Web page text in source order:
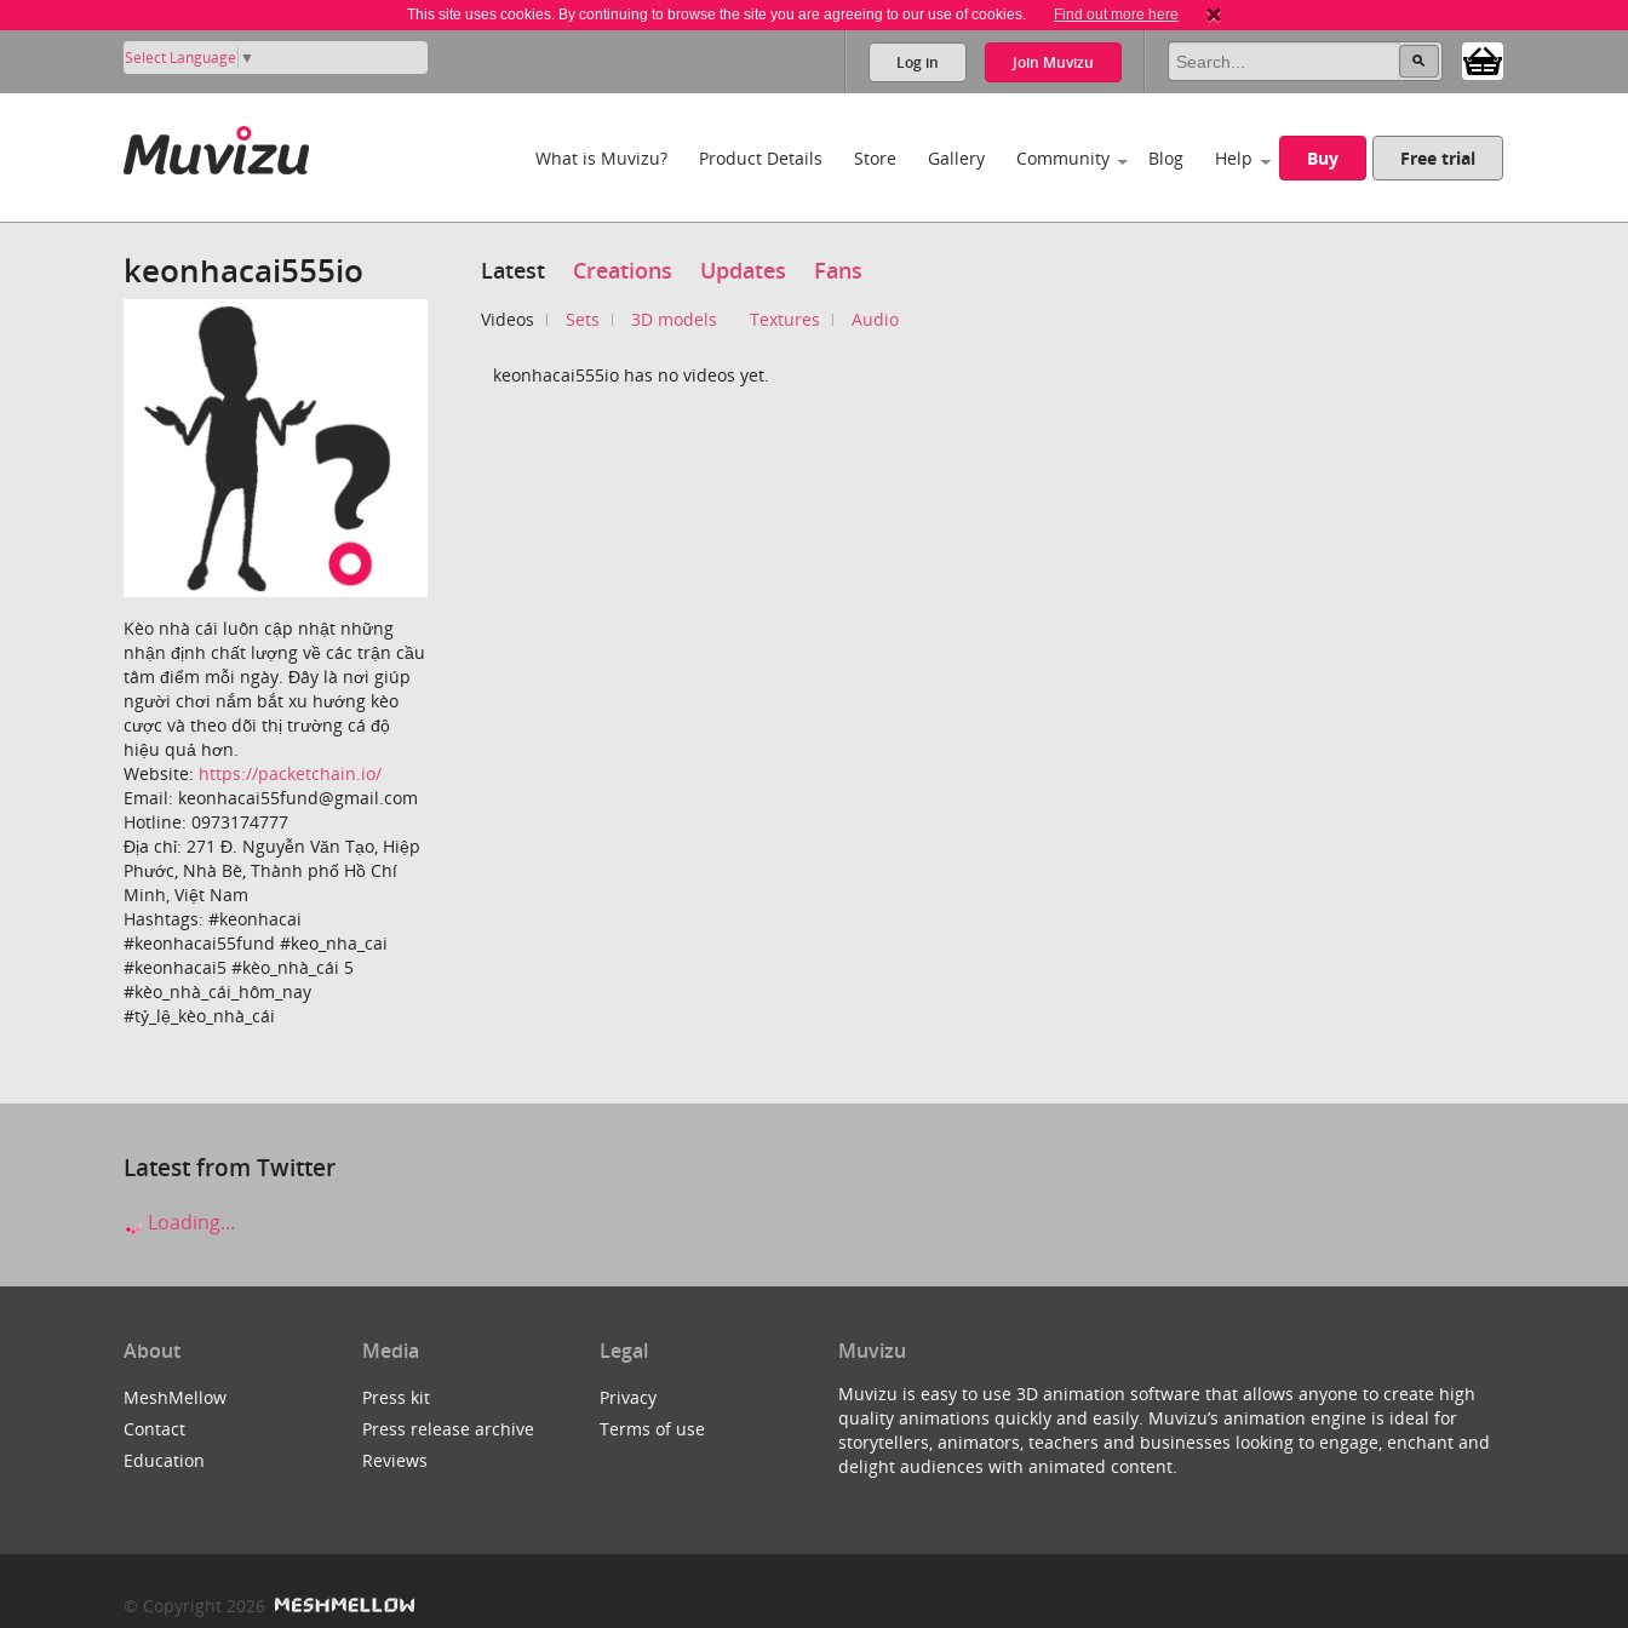
This site uses cookies. By continuing to browse the site you are agreeing to our use of cookies. Find out more here
Select Language ▼ Log in Join Muvizu
What is Muvizu? Product Details Store Gallery Community Blog Help Buy Free trial
keonhacai555io
Kèo nhà cái luôn cập nhật những
nhận định chất lượng về các trận cầu
tâm điểm mỗi ngày. Đây là nơi giúp
người chơi nắm bắt xu hướng kèo
cược và theo dõi thị trường cá độ
hiệu quả hơn.
Website: https://packetchain.io/
Email: keonhacai55fund@gmail.com
Hotline: 0973174777
Địa chỉ: 271 Đ. Nguyễn Văn Tạo, Hiệp
Phước, Nhà Bè, Thành phố Hồ Chí
Minh, Việt Nam
Hashtags: #keonhacai
#keonhacai55fund #keo_nha_cai
#keonhacai5 #kèo_nhà_cái 5
#kèo_nhà_cái_hôm_nay
#tỷ_lệ_kèo_nhà_cái
Latest Creations Updates Fans
Videos Sets 3D models Textures Audio
keonhacai555io has no videos yet.
Latest from Twitter
Loading...
About
MeshMellow
Contact
Education
Media
Press kit
Press release archive
Reviews
Legal
Privacy
Terms of use
Muvizu
Muvizu is easy to use 3D animation software that allows anyone to create high
quality animations quickly and easily. Muvizu’s animation engine is ideal for
storytellers, animators, teachers and businesses looking to engage, enchant and
delight audiences with animated content.
© Copyright 2026